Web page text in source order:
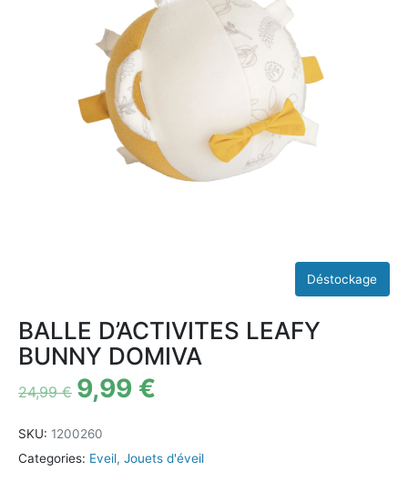
BALLE D’ACTIVITES LEAFY
BUNNY DOMIVA
24,99€ 9,99 €
SKU: 1200260
Categories: Eveil, Jouets d'éveil